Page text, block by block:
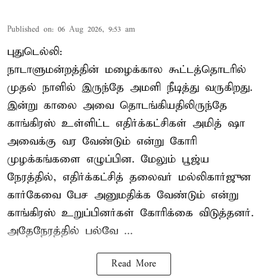
Published on: 06 Aug 2026, 9:53 am
புதுடெல்லி:
நாடாளுமன்றத்தின் மழைக்கால கூட்டத்தொடரில்
முதல் நாளில் இருந்தே அமளி நீடித்து வருகிறது.
இன்று காலை அவை தொடங்கியதிலிருந்தே
காங்கிரஸ் உள்ளிட்ட எதிர்க்கட்சிகள் அமித் ஷா
அவைக்கு வர வேண்டும் என்று கோரி
முழக்கங்களை எழுப்பின. மேலும் பூஜ்ய
நேரத்தில், எதிர்க்கட்சித் தலைவர் மல்லிகார்ஜுன
கார்கேவை பேச அனுமதிக்க வேண்டும் என்று
காங்கிரஸ் உறுப்பினர்கள் கோரிக்கை விடுத்தனர்.
அதேநேரத்தில் பல்வே ...
Read More